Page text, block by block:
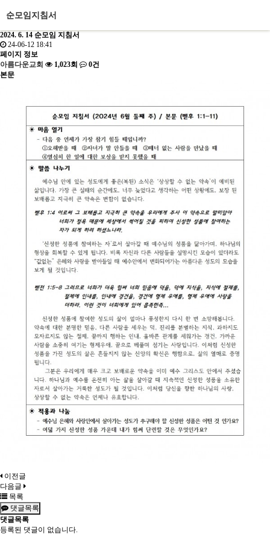
순모임지침서
2024. 6. 14 순모임 지침서
24-06-12 18:41
페이지 정보
아름다운교회
1,023회
0건
본문
이전글
다음글
목록
댓글목록
댓글목록
등록된 댓글이 없습니다.